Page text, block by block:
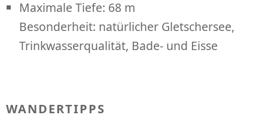
Maximale Tiefe: 68 m
Besonderheit: natürlicher Gletschersee,
Trinkwasserqualität, Bade- und Eisse
WANDERTIPPS